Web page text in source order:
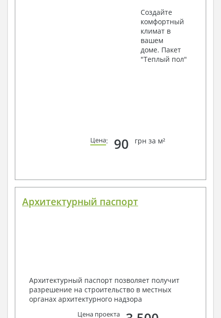
Создайте
комфортный
климат в
вашем
доме. Пакет
"Теплый пол"
Цена: 90 грн за м²
Архитектурный паспорт
Архитектурный паспорт позволяет получит
разрешение на строительство в местных
органах архитектурного надзора
Цена проекта